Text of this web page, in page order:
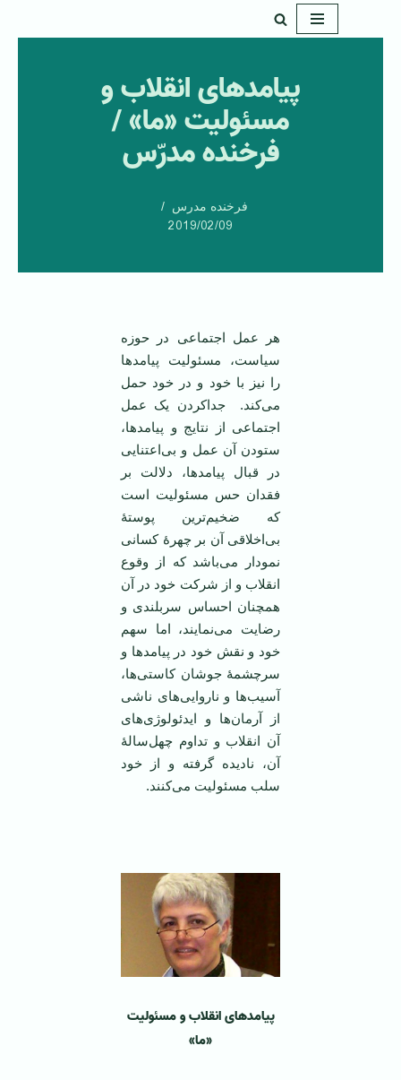
پیامدهای انقلاب و
مسئولیت «ما» /
فرخنده مدرّس
فرخنده مدرس
2019/02/09
هر عمل اجتماعی در حوزه
سیاست، مسئولیت پیامدها
را نیز با خود و در خود حمل
می‌کند. جداکردن یک عمل
اجتماعی از نتایج و پیامدها،
ستودن آن عمل و بی‌اعتنایی
در قبال پیامدها، دلالت بر
فقدان حس مسئولیت است
که ضخیم‌ترین پوستۀ
بی‌اخلاقی آن بر چهرۀ کسانی
نمودار می‌باشد که از وقوع
انقلاب و از شرکت خود در آن
همچنان احساس سربلندی و
رضایت می‌نمایند، اما سهم
خود و نقش خود در پیامدها و
سرچشمۀ جوشان کاستی‌‌ها،
آسیب‌ها و ناروایی‌های ناشی
از آرمان‌ها و ایدئولوژی‌های
آن انقلاب و تداوم چهل‌سالۀ
آن، نادیده گرفته و از خود
سلب مسئولیت می‌کنند.
پیامدهای انقلاب و مسئولیت
«ما»